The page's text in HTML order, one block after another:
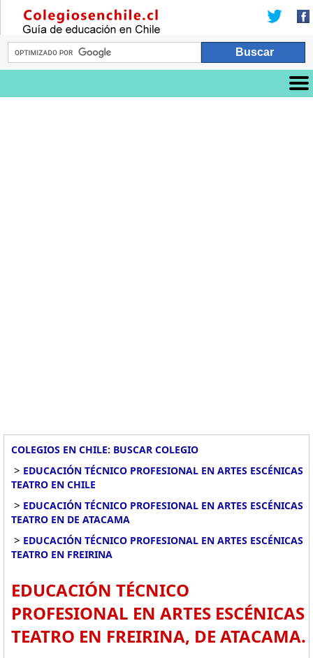
COLEGIOS EN CHILE: BUSCAR COLEGIO
> EDUCACIÓN TÉCNICO PROFESIONAL EN ARTES ESCÉNICAS
TEATRO EN CHILE
> EDUCACIÓN TÉCNICO PROFESIONAL EN ARTES ESCÉNICAS
TEATRO EN DE ATACAMA
> EDUCACIÓN TÉCNICO PROFESIONAL EN ARTES ESCÉNICAS
TEATRO EN FREIRINA
EDUCACIÓN TÉCNICO
PROFESIONAL EN ARTES ESCÉNICAS
TEATRO EN FREIRINA, DE ATACAMA.